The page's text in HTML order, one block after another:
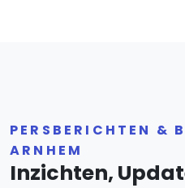
PERSBERICHTEN &
ARNHEM
Inzichten,